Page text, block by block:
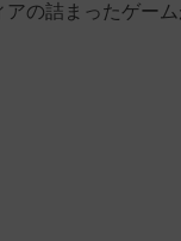
の詰まったゲー